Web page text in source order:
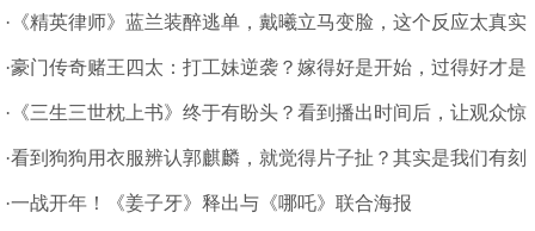
后
·《精英律师》蓝兰装醉逃单，戴曦立马变脸，这个反应太真实
了
·豪门传奇赌王四太：打工妹逆袭？嫁得好是开始，过得好才是
本事
·《三生三世枕上书》终于有盼头？看到播出时间后，让观众惊
喜不已
·看到狗狗用衣服辨认郭麒麟，就觉得片子扯？其实是我们有刻
板印象
·一战开年！《姜子牙》释出与《哪吒》联合海报